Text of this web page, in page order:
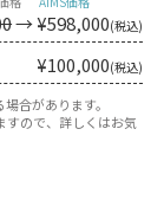
→ ¥598,000(税込)
¥100,000(税込)
合があります。
すので、詳しくはお気